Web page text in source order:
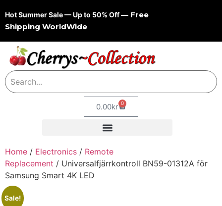
Hot Summer Sale — Up to 50% Off— Free
Shipping WorldWide
0.00kr 0
Home / Electronics / Remote
Replacement / Universalfjärrkontroll BN59-01312A för
Samsung Smart 4K LED
Sale!